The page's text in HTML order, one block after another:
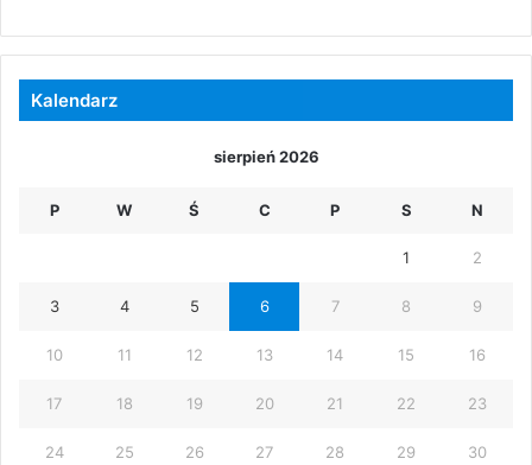
Kalendarz
sierpień 2026
P W Ś C P S N
1 2
3 4 5 6 7 8 9
10 11 12 13 14 15 16
17 18 19 20 21 22 23
24 25 26 27 28 29 30